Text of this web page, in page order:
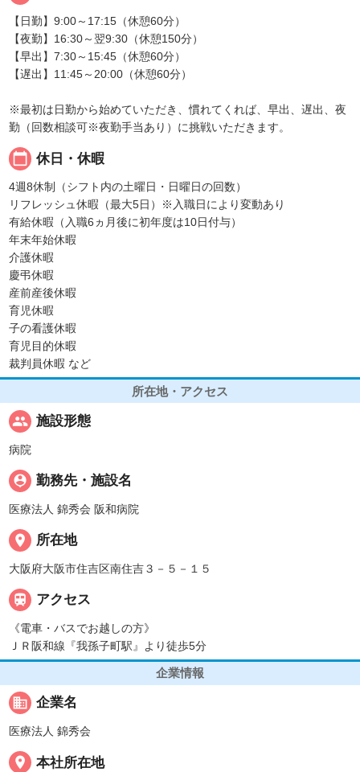
【日勤】9:00～17:15（休憩60分）
【夜勤】16:30～翌9:30（休憩150分）
【早出】7:30～15:45（休憩60分）
【遅出】11:45～20:00（休憩60分）
※最初は日勤から始めていただき、慣れてくれば、早出、遅出、夜
勤（回数相談可※夜勤手当あり）に挑戦いただきます。
calendar_today 休日・休暇
4週8休制（シフト内の土曜日・日曜日の回数）
リフレッシュ休暇（最大5日）※入職日により変動あり
有給休暇（入職6ヵ月後に初年度は10日付与）
年末年始休暇
介護休暇
慶弔休暇
産前産後休暇
育児休暇
子の看護休暇
育児目的休暇
裁判員休暇 など
所在地・アクセス
people 施設形態
病院
person_pin 勤務先・施設名
医療法人 錦秀会 阪和病院
place 所在地
大阪府大阪市住吉区南住吉３－５－１５
 アクセス
《電車・バスでお越しの方》
ＪＲ阪和線『我孫子町駅』より徒歩5分
企業情報
business 企業名
医療法人 錦秀会
place 本社所在地